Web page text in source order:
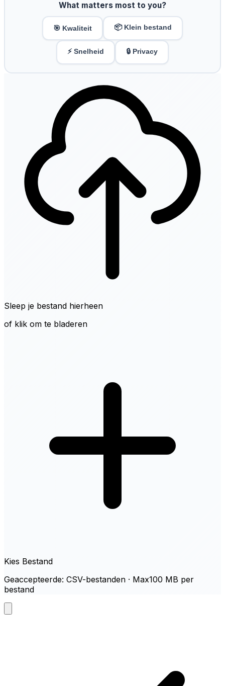
What matters most to you?
🎯 Kwaliteit 📦 Klein bestand
⚡ Snelheid 🔒 Privacy
Sleep je bestand hierheen
of klik om te bladeren
Kies Bestand
Geaccepteerde: CSV-bestanden · Max100 MB per
bestand